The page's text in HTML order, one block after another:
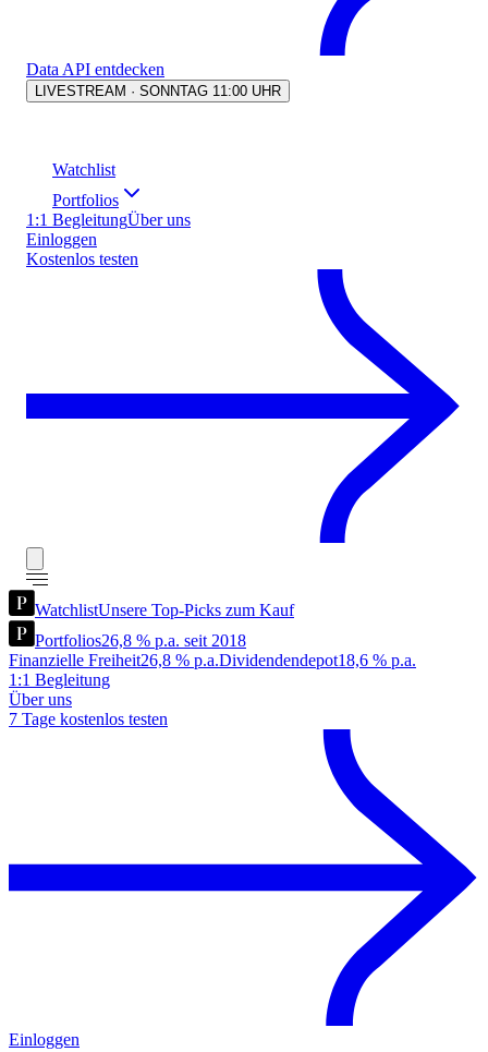
Data API entdecken
LIVESTREAM · SONNTAG 11:00 UHR
Watchlist
Portfolios
1:1 BegleitungÜber uns
Einloggen
Kostenlos testen
WatchlistUnsere Top-Picks zum Kauf
Portfolios26,8 % p.a. seit 2018
Finanzielle Freiheit26,8 % p.a.Dividendendepot18,6 % p.a.
1:1 Begleitung
Über uns
7 Tage kostenlos testen
Einloggen